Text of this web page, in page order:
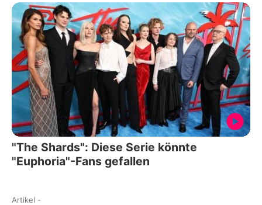
"The Shards": Diese Serie könnte
"Euphoria"-Fans gefallen
Artikel -